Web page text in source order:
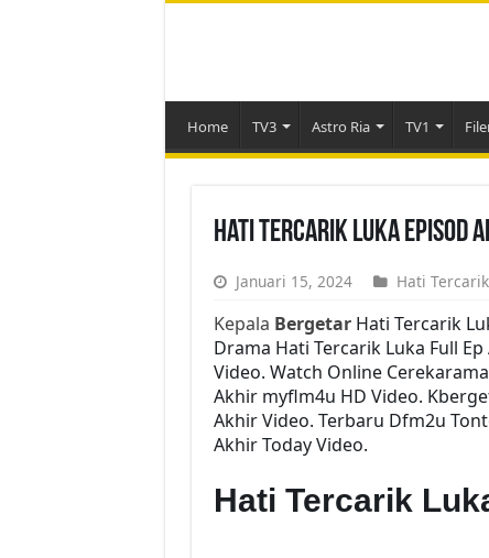
Home TV3 Astro Ria TV1
Hati Tercarik Luka Episod
Januari 15, 2024 Hati
Kepala BergetarHati Tercarik
Drama Hati Tercarik Luka Full
Video. Watch Online
Akhir myflm4u HD Video.
Akhir Video. Terbaru Dfm2u
Akhir Today Video.
Hati Tercarik